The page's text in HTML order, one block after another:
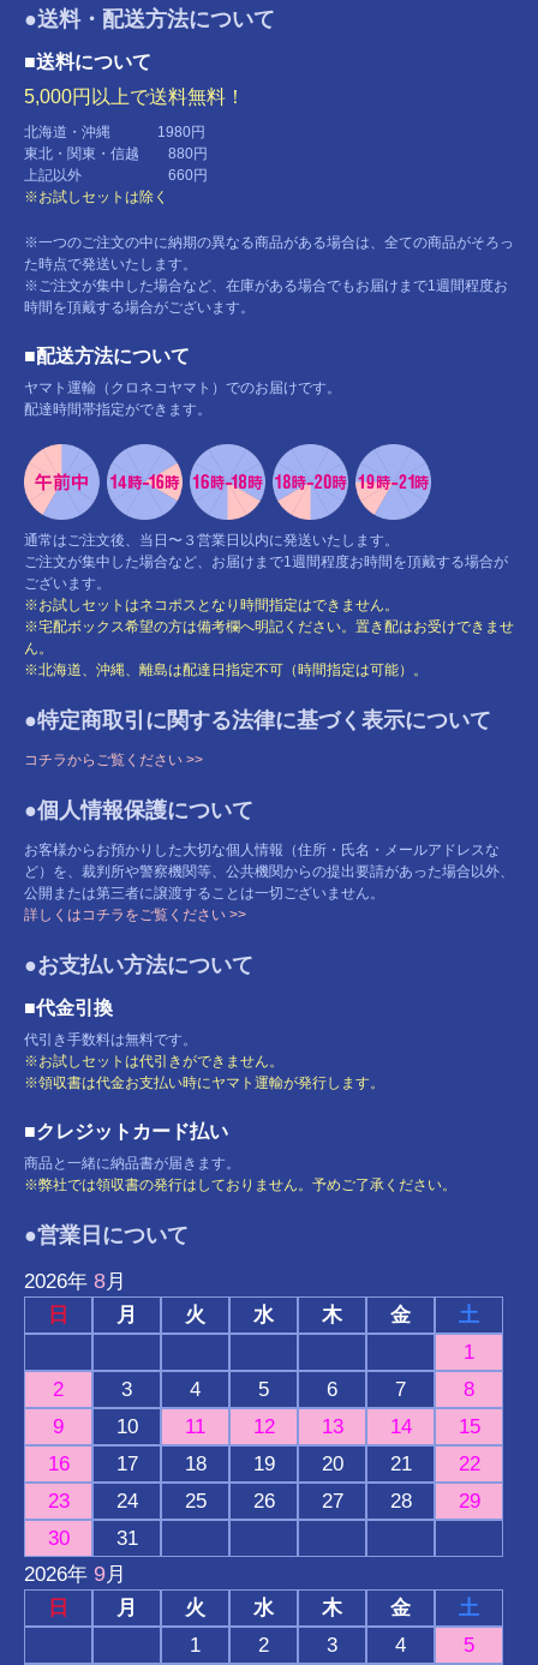
●送料・配送方法について
■送料について
5,000円以上で送料無料！
北海道・沖縄 1980円
東北・関東・信越 880円
上記以外 660円
※お試しセットは除く
※一つのご注文の中に納期の異なる商品がある場合は、全ての商品がそろっ
た時点で発送いたします。
※ご注文が集中した場合など、在庫がある場合でもお届けまで1週間程度お
時間を頂戴する場合がございます。
■配送方法について
ヤマト運輸（クロネコヤマト）でのお届けです。
配達時間帯指定ができます。
通常はご注文後、当日〜３営業日以内に発送いたします。
ご注文が集中した場合など、お届けまで1週間程度お時間を頂戴する場合が
ございます。
※お試しセットはネコポスとなり時間指定はできません。
※宅配ボックス希望の方は備考欄へ明記ください。置き配はお受けできませ
ん。
※北海道、沖縄、離島は配達日指定不可（時間指定は可能）。
●特定商取引に関する法律に基づく表示について
コチラからご覧ください >>
●個人情報保護について
お客様からお預かりした大切な個人情報（住所・氏名・メールアドレスな
ど）を、裁判所や警察機関等、公共機関からの提出要請があった場合以外、
公開または第三者に譲渡することは一切ございません。
詳しくはコチラをご覧ください >>
●お支払い方法について
■代金引換
代引き手数料は無料です。
※お試しセットは代引きができません。
※領収書は代金お支払い時にヤマト運輸が発行します。
■クレジットカード払い
商品と一緒に納品書が届きます。
※弊社では領収書の発行はしておりません。予めご了承ください。
●営業日について
2026年 8月
日
月 火 水 木 金
土
1
2
3 4 5 6 7
8
9
10 11 12 13 14
15
16
17 18 19 20 21
22
23
24 25 26 27 28
29
30
31
2026年 9月
日
月 火 水 木 金
土
1
2 3 4 5